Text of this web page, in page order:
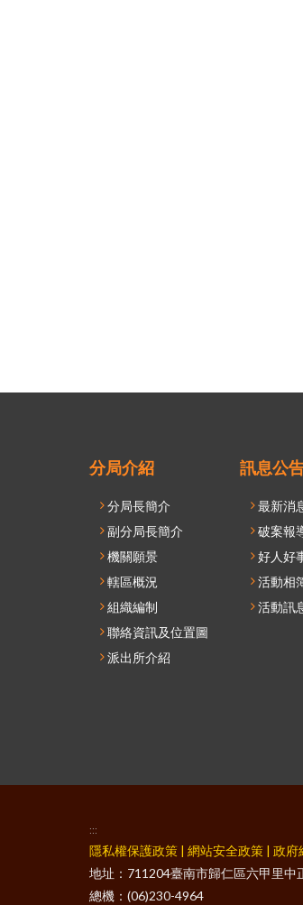
分局介紹
分局長簡介
副分局長簡介
機關願景
轄區概況
組織編制
聯絡資訊及位置圖
派出所介紹
訊息公
最新消
破案報
好人好
活動相
活動訊
:::
隱私權保護政策 | 網站安全政策 | 政府
地址：711204臺南市歸仁區六甲里中
總機：(06)230-4964